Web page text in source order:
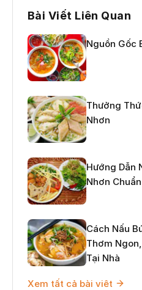
Bài Viết Liên Quan
Nguồn Gốc
Thưởng
Nhơn
Hướng Dẫn
Nhơn
Cách Nấu
Thơm
Tại Nhà
Xem tất cả bài viêt